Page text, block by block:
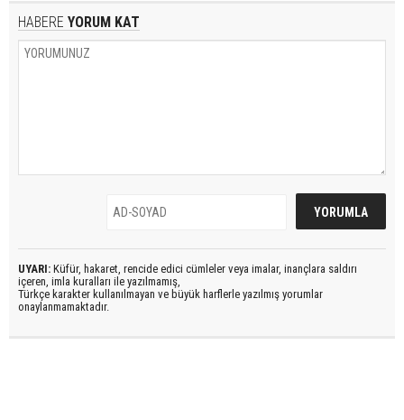
HABERE YORUM KAT
UYARI: Küfür, hakaret, rencide edici cümleler veya imalar, inançlara saldırı
içeren, imla kuralları ile yazılmamış,
Türkçe karakter kullanılmayan ve büyük harflerle yazılmış yorumlar
onaylanmamaktadır.